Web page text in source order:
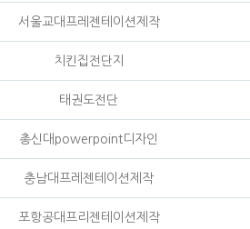
서울교대프레젠테이션제작
치킨집전단지
태권도전단
총신대powerpoint디자인
충남대프레젠테이션제작
포항공대프리젠테이션제작